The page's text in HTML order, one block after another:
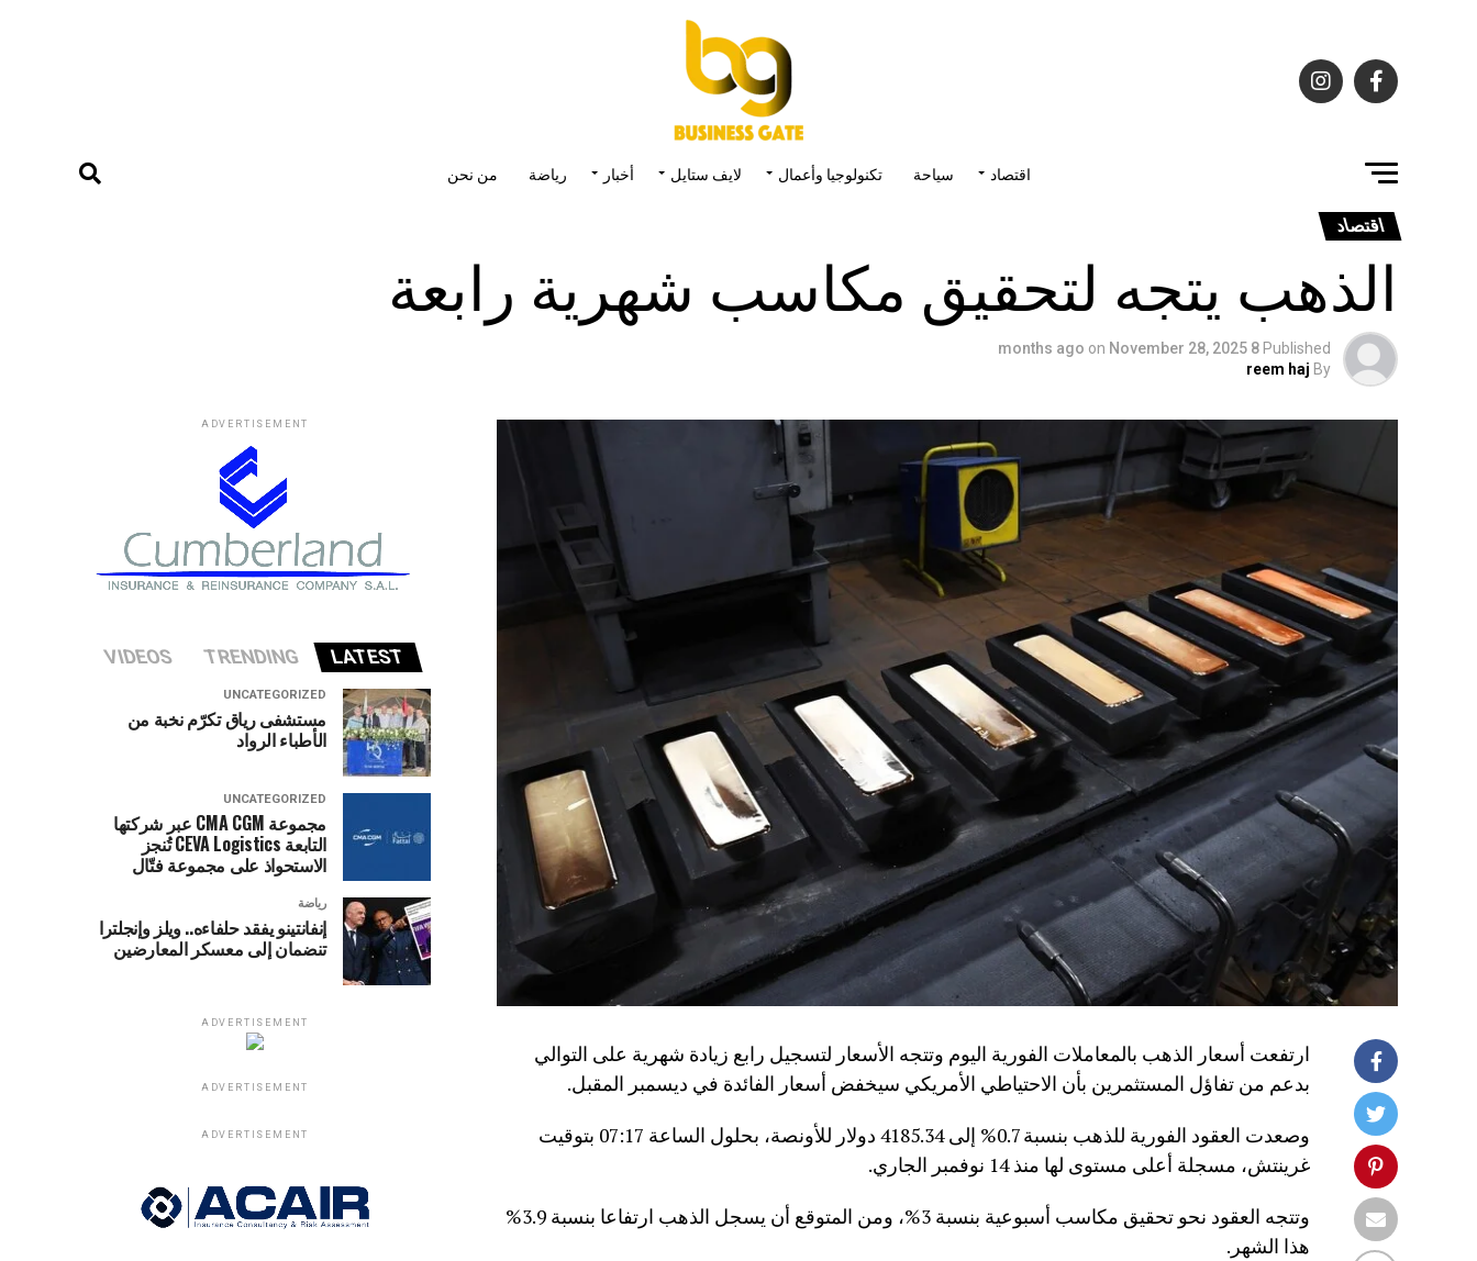
اقتصاد سياحة تكنولوجيا وأعمال لايف ستايل أخبار رياضة من نحن
اقتصاد
الذهب يتجه لتحقيق مكاسب شهرية رابعة
Published
8 months ago
on November 28, 2025
By
reem haj
ارتفعت أسعار الذهب بالمعاملات الفورية اليوم وتتجه الأسعار لتسجيل رابع زيادة شهرية على التوالي
بدعم من تفاؤل المستثمرين بأن الاحتياطي الأمريكي سيخفض أسعار الفائدة في ديسمبر المقبل.
وصعدت العقود الفورية للذهب بنسبة 0.7% إلى 4185.34 دولار للأونصة، بحلول الساعة 07:17 بتوقيت
غرينتش، مسجلة أعلى مستوى لها منذ 14 نوفمبر الجاري.
وتتجه العقود نحو تحقيق مكاسب أسبوعية بنسبة 3%، ومن المتوقع أن يسجل الذهب ارتفاعا بنسبة 3.9%
هذا الشهر.
ADVERTISEMENT
LATEST
TRENDING
VIDEOS
UNCATEGORIZED
مستشفى رياق تكرّم نخبة من
الأطباء الرواد
UNCATEGORIZED
مجموعة CMA CGM عبر شركتها
التابعة CEVA Logistics تُنجز
الاستحواذ على مجموعة فتّال
رياضة
إنفانتينو يفقد حلفاءه.. ويلز وإنجلترا
تنضمان إلى معسكر المعارضين
ADVERTISEMENT
ADVERTISEMENT
ADVERTISEMENT